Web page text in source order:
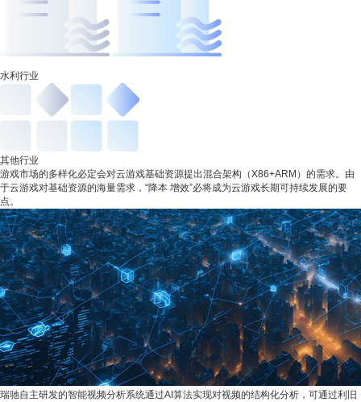
水利行业
其他行业
游戏市场的多样化必定会对云游戏基础资源提出混合架构（X86+ARM）的需求。由
于云游戏对基础资源的海量需求，“降本 增效”必将成为云游戏长期可持续发展的要
点。
瑞驰自主研发的智能视频分析系统通过AI算法实现对视频的结构化分析，可通过利旧